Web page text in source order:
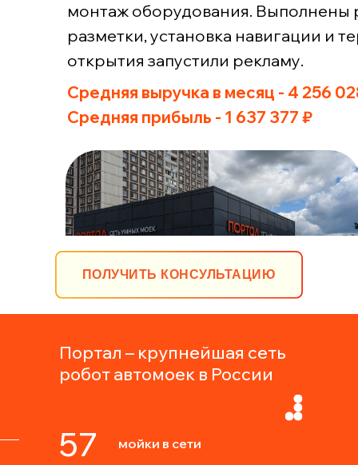
Средняя выручка в месяц - 4 256
Средняя прибыль - 1 637 377 ₽
монтаж оборудования. Выполнены
разметки, установка навигации и
открытия запустили рекламу.
ПОЛУЧИТЬ КОНСУЛЬТАЦИЮ
Портал – крупнейшая сеть
робот автомоек в России
мойки в сети
57